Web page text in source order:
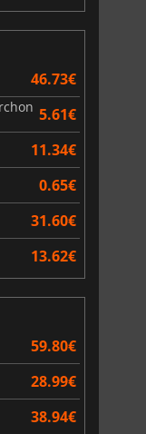
4.93
Adidas in Euro
46.73€
5.61€
11.34€
0.65€
31.60€
13.62€
59.80€
28.99€
38.94€